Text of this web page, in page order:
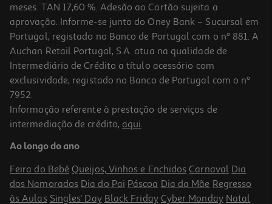
Trotinete Xiaomi Scooter 6 Lite
329.99 €/un
329,99 €
meses. TAN 17,60 %. Adesão ao Cartão sujeita a
aprovação. Informe-se junto do Oney Bank – Sucursal em
Portugal, registado no Banco de Portugal com o nº 881. A
Auchan Retail Portugal, S.A. atua na qualidade de
Intermediário de Crédito a título acessório com
exclusividade, registado no Banco de Portugal com o nº
7952.
Informação referente à prestação de serviços de
intermediação de crédito, aqui.
Ao longo do ano
Feira do Bebé Queijos, Vinhos e Enchidos Carnaval Dia
dos Namorados Dia do Pai Páscoa Dia da Mãe Regresso
às Aulas Singles' Day Black Friday Cyber Monday Natal